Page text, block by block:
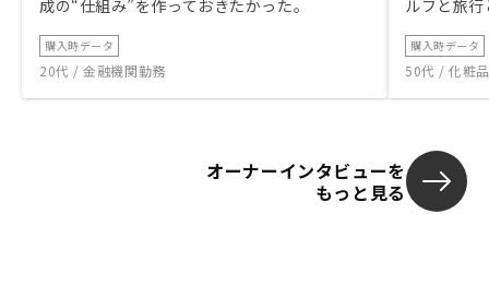
成の“仕組み”を作っておきたかった。
購入時データ
20代 / 金融機関勤務
ルフと旅
購入時データ
50代 / 化粧
オーナーインタビューを
もっと見る